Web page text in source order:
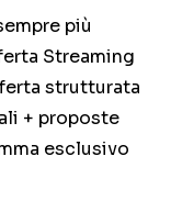
più
Streaming
strutturata
+ proposte
esclusivo